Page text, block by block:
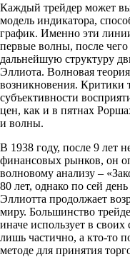
Каждый трейдер может
модель индикатора,
график. Именно эти
первые волны, после
дальнейшую структуру
Эллиота. Волновая
возникновения. Критики
субъективности
цен, как и в пятнах
и волны.
В 1938 году, после 9 лет
финансовых рынков, он
волновому анализу –
80 лет, однако по сей
Эллиотта продолжает
миру. Большинство
иначе использует в
лишь частично, а кто-то
методе для принятия